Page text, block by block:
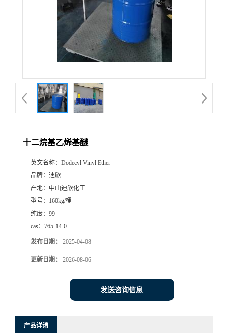
厅十二烷基乙烯基醚
英文名称： Dodecyl Vinyl Ether
品牌： 迪欣
产地： 中山迪欣化工
型号： 160kg/桶
纯度： 99
cas： 765-14-0
发布日期： 2025-04-08
更新日期： 2026-08-06
发送咨询信息
产品详请